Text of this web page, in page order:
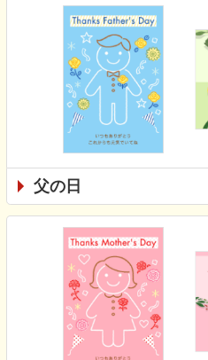
父の日